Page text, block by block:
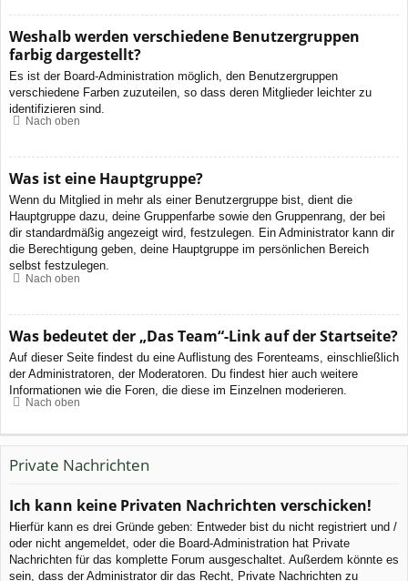
Weshalb werden verschiedene Benutzergruppen
farbig dargestellt?
Es ist der Board-Administration möglich, den Benutzergruppen
verschiedene Farben zuzuteilen, so dass deren Mitglieder leichter zu
identifizieren sind.
Nach oben
Was ist eine Hauptgruppe?
Wenn du Mitglied in mehr als einer Benutzergruppe bist, dient die
Hauptgruppe dazu, deine Gruppenfarbe sowie den Gruppenrang, der bei
dir standardmäßig angezeigt wird, festzulegen. Ein Administrator kann dir
die Berechtigung geben, deine Hauptgruppe im persönlichen Bereich
selbst festzulegen.
Nach oben
Was bedeutet der „Das Team“-Link auf der Startseite?
Auf dieser Seite findest du eine Auflistung des Forenteams, einschließlich
der Administratoren, der Moderatoren. Du findest hier auch weitere
Informationen wie die Foren, die diese im Einzelnen moderieren.
Nach oben
Private Nachrichten
Ich kann keine Privaten Nachrichten verschicken!
Hierfür kann es drei Gründe geben: Entweder bist du nicht registriert und /
oder nicht angemeldet, oder die Board-Administration hat Private
Nachrichten für das komplette Forum ausgeschaltet. Außerdem könnte es
sein, dass der Administrator dir das Recht, Private Nachrichten zu